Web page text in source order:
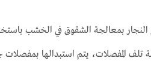
النجار بمعالجة الشقوق في الخشب
تلف المفصلات، يتم استبدالها